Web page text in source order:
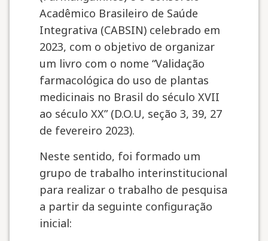
Acadêmico Brasileiro de Saúde
Integrativa (CABSIN) celebrado em
2023, com o objetivo de organizar
um livro com o nome “Validação
farmacológica do uso de plantas
medicinais no Brasil do século XVII
ao século XX” (D.O.U, seção 3, 39, 27
de fevereiro 2023).
Neste sentido, foi formado um
grupo de trabalho interinstitucional
para realizar o trabalho de pesquisa
a partir da seguinte configuração
inicial: